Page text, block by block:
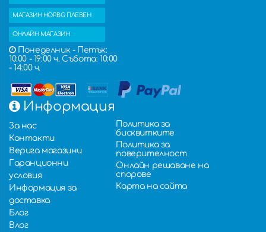
МАГАЗИН HOP.BG ПЛЕВЕН
ОНЛАЙН МАГАЗИН
Понеделник - Петък:
10:00 - 19:00 ч. Събота: 10:00
- 14:00 ч.
Информация
За нас
Контакти
Верига магазини
Гаранционни
условия
Информация за
доставка
Блог
Влог
Политика за
бисквитките
Политика за
поверителност
Онлайн решаване на
спорове
Карта на сайта